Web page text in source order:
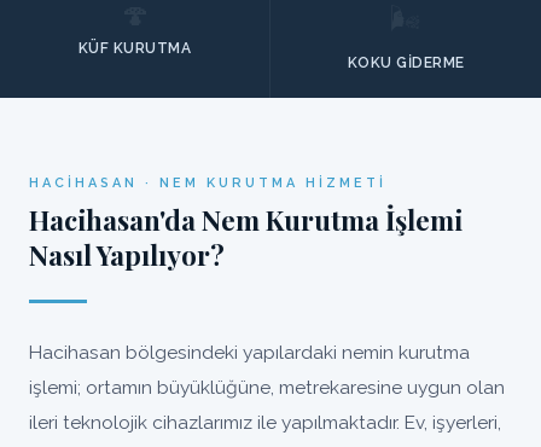
KÜF KURUTMA
KOKU GIDERME
HACIHASAN · NEM KURUTMA HIZMETI
Hacihasan'da Nem Kurutma İşlemi
Nasıl Yapılıyor?
Hacihasan bölgesindeki yapılardaki nemin kurutma
işlemi; ortamın büyüklüğüne, metrekaresine uygun olan
ileri teknolojik cihazlarımız ile yapılmaktadır. Ev, işyerleri,